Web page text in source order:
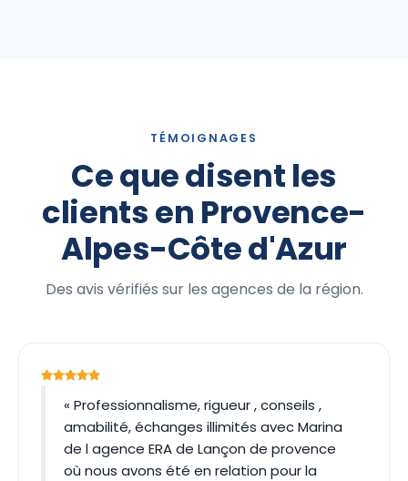
TÉMOIGNAGES
Ce que disent les
clients en Provence-
Alpes-Côte d'Azur
Des avis vérifiés sur les agences de la région.
« Professionnalisme, rigueur , conseils ,
amabilité, échanges illimités avec Marina
de l agence ERA de Lançon de provence
où nous avons été en relation pour la